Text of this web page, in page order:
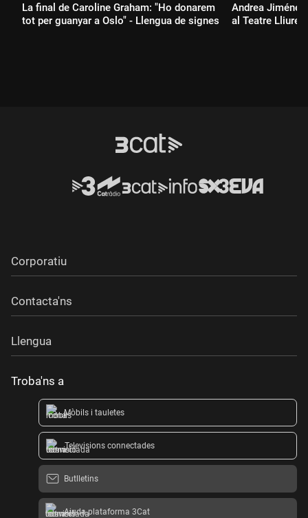
La final de Caroline Graham: "Ho donarem
tot per guanyar a Oslo" - Llengua de signes
Andrea
al Teatre Lliure
Corporatiu
Contacta'ns
Llengua
Troba'ns a
Mòbils i tauletes
Televisions connectades
Butlletins
Ajuda plataforma 3Cat